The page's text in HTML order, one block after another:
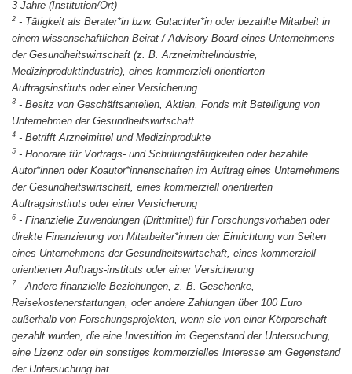
3 Jahre (Institution/Ort)
2 - Tätigkeit als Berater*in bzw. Gutachter*in oder bezahlte Mitarbeit in
einem wissenschaftlichen Beirat / Advisory Board eines Unternehmens
der Gesundheitswirtschaft (z. B. Arzneimittelindustrie,
Medizinproduktindustrie), eines kommerziell orientierten
Auftragsinstituts oder einer Versicherung
3 - Besitz von Geschäftsanteilen, Aktien, Fonds mit Beteiligung von
Unternehmen der Gesundheitswirtschaft
4 - Betrifft Arzneimittel und Medizinprodukte
5 - Honorare für Vortrags- und Schulungstätigkeiten oder bezahlte
Autor*innen oder Koautor*innenschaften im Auftrag eines Unternehmens
der Gesundheitswirtschaft, eines kommerziell orientierten
Auftragsinstituts oder einer Versicherung
6 - Finanzielle Zuwendungen (Drittmittel) für Forschungsvorhaben oder
direkte Finanzierung von Mitarbeiter*innen der Einrichtung von Seiten
eines Unternehmens der Gesundheitswirtschaft, eines kommerziell
orientierten Auftrags-instituts oder einer Versicherung
7 - Andere finanzielle Beziehungen, z. B. Geschenke,
Reisekostenerstattungen, oder andere Zahlungen über 100 Euro
außerhalb von Forschungsprojekten, wenn sie von einer Körperschaft
gezahlt wurden, die eine Investition im Gegenstand der Untersuchung,
eine Lizenz oder ein sonstiges kommerzielles Interesse am Gegenstand
der Untersuchung hat